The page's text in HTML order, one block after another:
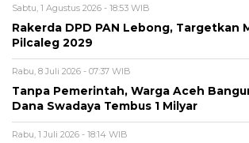
Sabtu, 1 Agustus 2026 - 18:53 WIB
Rakerda DPD PAN Lebong, Targetkan
Pilcaleg 2029
Rabu, 8 Juli 2026 - 07:37 WIB
Tanpa Pemerintah, Warga Aceh
Dana Swadaya Tembus 1 Milyar
Rabu, 1 Juli 2026 - 18:14 WIB